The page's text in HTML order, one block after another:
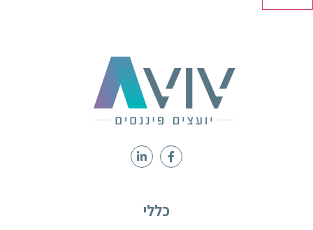
כללי